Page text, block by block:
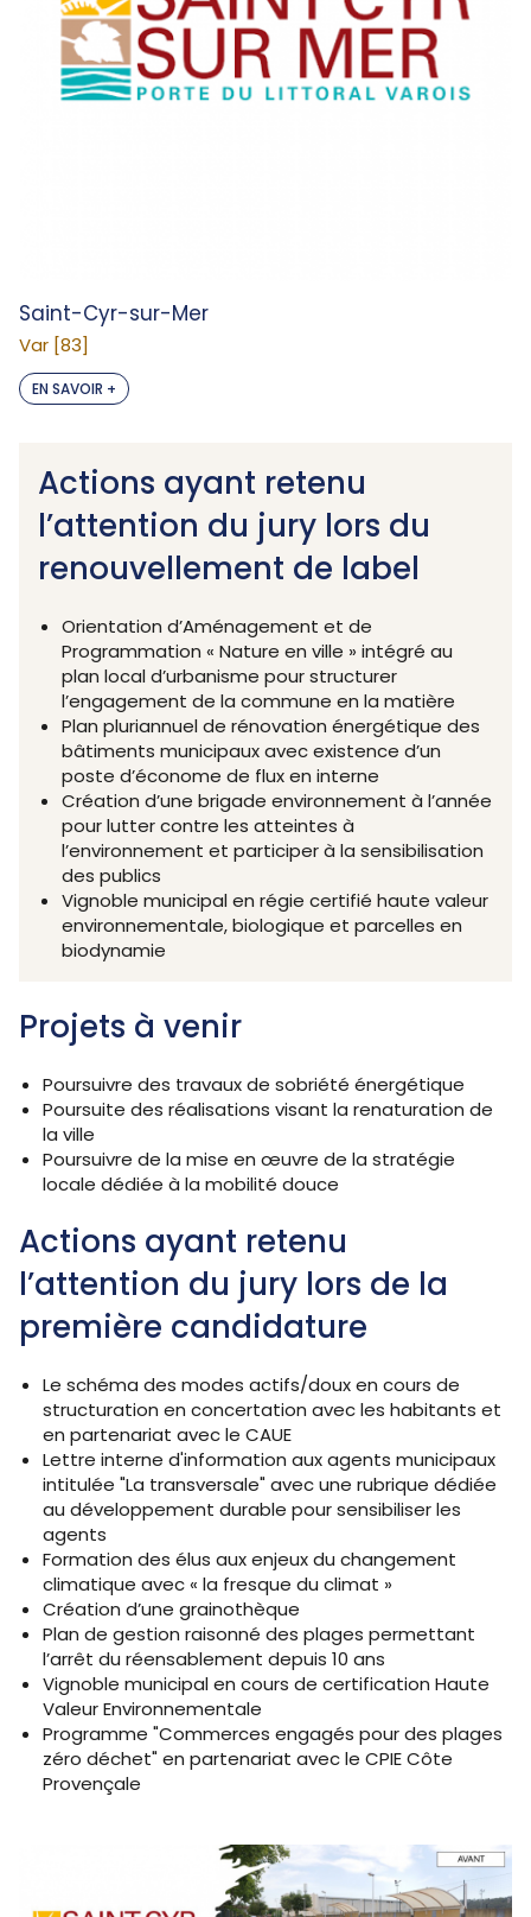
Saint-Cyr-sur-Mer
Var [83]
EN SAVOIR +
Actions ayant retenu
l’attention du jury lors du
renouvellement de label
Orientation d’Aménagement et de
Programmation « Nature en ville » intégré au
plan local d’urbanisme pour structurer
l’engagement de la commune en la matière
Plan pluriannuel de rénovation énergétique des
bâtiments municipaux avec existence d’un
poste d’économe de flux en interne
Création d’une brigade environnement à l’année
pour lutter contre les atteintes à
l’environnement et participer à la sensibilisation
des publics
Vignoble municipal en régie certifié haute valeur
environnementale, biologique et parcelles en
biodynamie
Projets à venir
Poursuivre des travaux de sobriété énergétique
Poursuite des réalisations visant la renaturation de
la ville
Poursuivre de la mise en œuvre de la stratégie
locale dédiée à la mobilité douce
Actions ayant retenu
l’attention du jury lors de la
première candidature
Le schéma des modes actifs/doux en cours de
structuration en concertation avec les habitants et
en partenariat avec le CAUE
Lettre interne d'information aux agents municipaux
intitulée "La transversale" avec une rubrique dédiée
au développement durable pour sensibiliser les
agents
Formation des élus aux enjeux du changement
climatique avec « la fresque du climat »
Création d’une grainothèque
Plan de gestion raisonné des plages permettant
l’arrêt du réensablement depuis 10 ans
Vignoble municipal en cours de certification Haute
Valeur Environnementale
Programme "Commerces engagés pour des plages
zéro déchet" en partenariat avec le CPIE Côte
Provençale